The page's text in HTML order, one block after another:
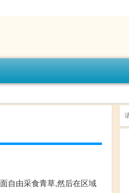
自由采食青草,然后在区域